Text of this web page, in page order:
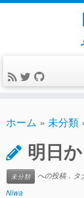
コ
ン
ツ
へ
キ
プ
ホーム » 未分類
明日
未分類 への投稿．タ
Niwa